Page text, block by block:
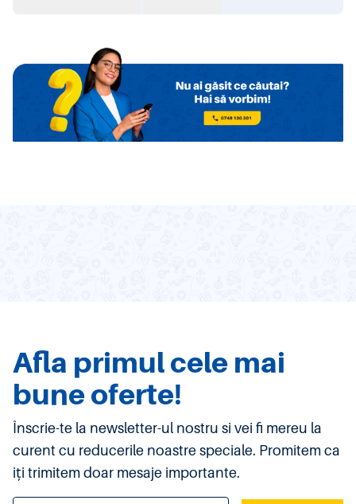
Afla primul cele mai
bune oferte!
Înscrie-te la newsletter-ul nostru si vei fi mereu la
curent cu reducerile noastre speciale. Promitem ca
iți trimitem doar mesaje importante.